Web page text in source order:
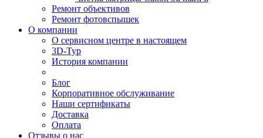
Ремонт объективов
Ремонт фотовспышек
О компании
О сервисном центре в настоящем
3D-Тур
История компании
Блог
Корпоративное обслуживание
Наши сертификаты
Доставка
Оплата
Отзывы о нас